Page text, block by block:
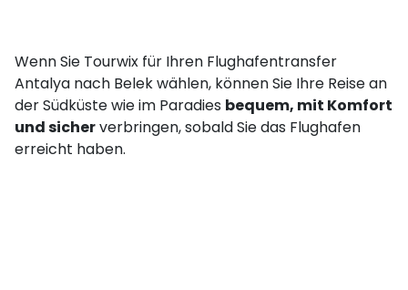
Wenn Sie Tourwix für Ihren Flughafentransfer
Antalya nach Belek wählen, können Sie Ihre Reise an
der Südküste wie im Paradies bequem, mit Komfort
und sicherverbringen, sobald Sie das Flughafen
erreicht haben.